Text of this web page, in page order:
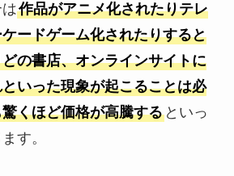
作品がアニメ化されたりテレ
ードゲーム化されたりすると
の書店、オンラインサイトに
いった現象が起こることは必
くほど価格が高騰するといっ
す。